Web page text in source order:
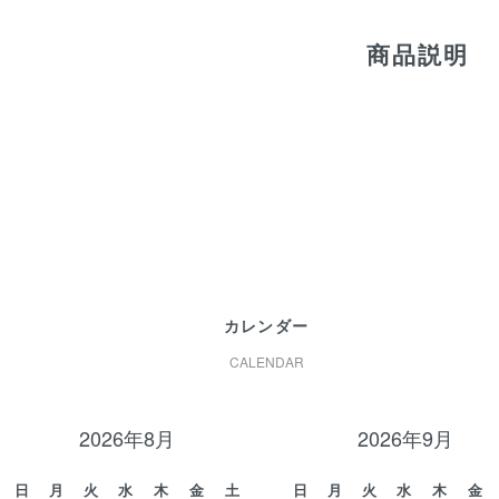
商品説明
カレンダー
CALENDAR
2026年8月
日 月 火 水 木 金 土
2026年9月
日 月 火 水 木 金